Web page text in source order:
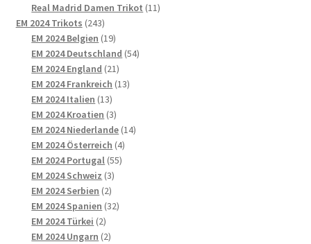
Real Madrid Damen Trikot 1111
EM 2024 Trikots 243243
Produkte
EM 2024 Belgien 1919
Produkte
EM 2024 Deutschland 5454
EM 2024 England 2121
Produkte
EM 2024 Frankreich 1313
EM 2024 Italien 1313
Produkte
EM 2024 Kroatien 33
Produkte
EM 2024 Niederlande 1414
EM 2024 Österreich 44
EM 2024 Portugal 5555
EM 2024 Schweiz 33
EM 2024 Serbien 22
Produkte
EM 2024 Spanien 3232
EM 2024 Türkei 22
Produkte
EM 2024 Ungarn 22